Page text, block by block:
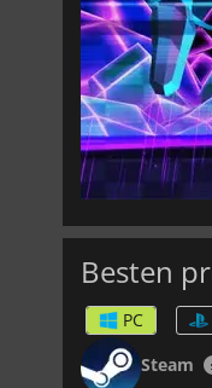
Besten
PC
Steam